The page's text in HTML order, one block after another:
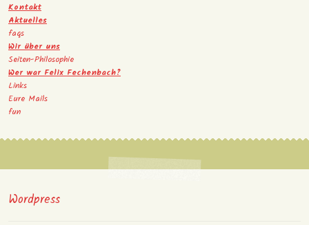
Kontakt
Aktuelles
faqs
Wir über uns
Seiten-Philosophie
Wer war Felix Fechenbach?
Links
Eure Mails
fun
Wordpress